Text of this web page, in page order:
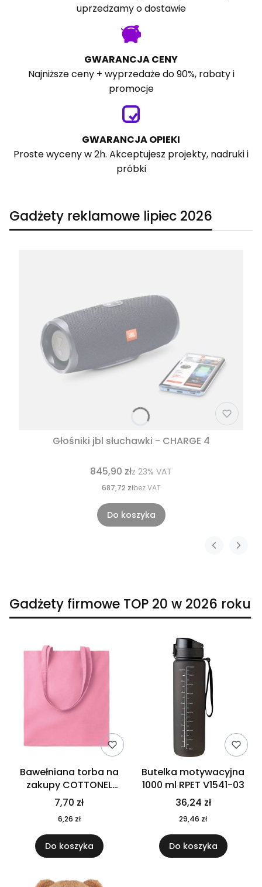
uprzedzamy o dostawie
GWARANCJA CENY
Najniższe ceny + wyprzedaże do 90%, rabaty i
promocje
GWARANCJA OPIEKI
Proste wyceny w 2h. Akceptujesz projekty, nadruki i
próbki
Gadżety reklamowe lipiec 2026
Głośniki jbl słuchawki - CHARGE 4
845,90 złz 23% VAT
687,72 złbez VAT
Do koszyka
Gadżety firmowe TOP 20 w 2026 roku
Bawełniana torba na
zakupy COTTONEL
COLOUR++ MO9846-11
7,70 zł
6,26 zł
Do koszyka
Butelka motywacyjna
1000 ml RPET V1541-03
36,24 zł
29,46 zł
Do koszyka